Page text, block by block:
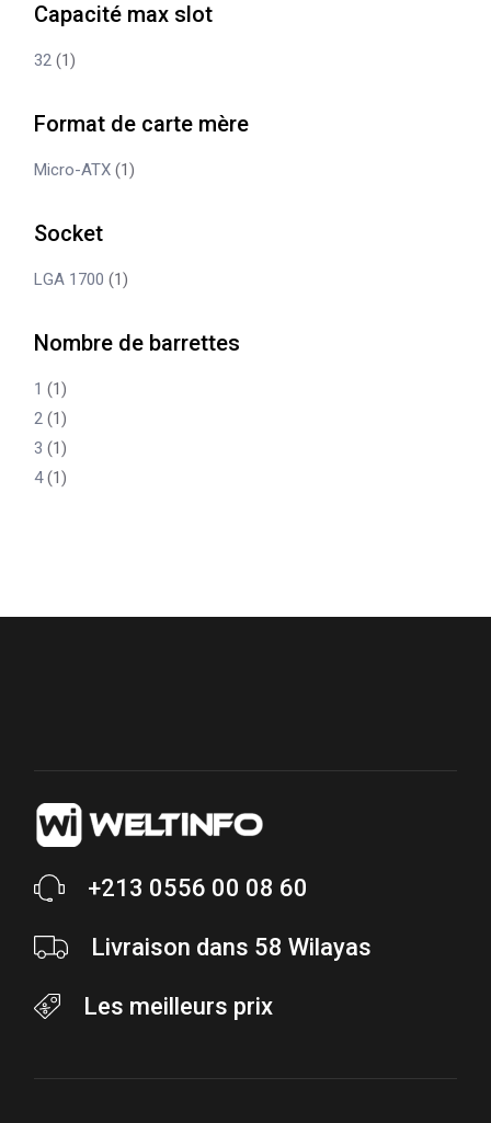
Capacité max slot
32 (1)
Format de carte mère
Micro-ATX (1)
Socket
LGA 1700 (1)
Nombre de barrettes
1 (1)
2 (1)
3 (1)
4 (1)
+213 0556 00 08 60
Livraison dans 58 Wilayas
Les meilleurs prix